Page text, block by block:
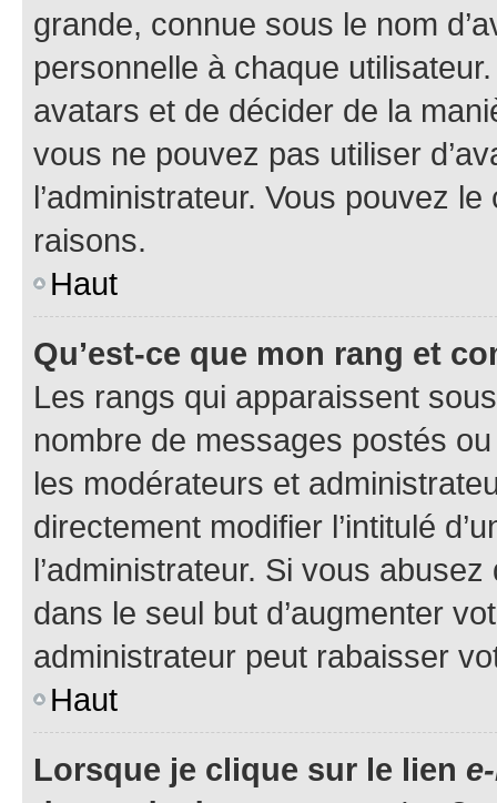
grande, connue sous le nom
personnelle à chaque utilisateur.
avatars et de décider de la
vous ne pouvez pas utiliser
l’administrateur. Vous pouvez
raisons.
Haut
Qu’est-ce que mon rang et
Les rangs qui apparaissent
nombre de messages postés
les modérateurs et
directement modifier l’intitulé
l’administrateur. Si vous
dans le seul but d’augmenter
administrateur peut rabaisser
Haut
Lorsque je clique sur le lien